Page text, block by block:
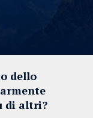
dello
di altri?